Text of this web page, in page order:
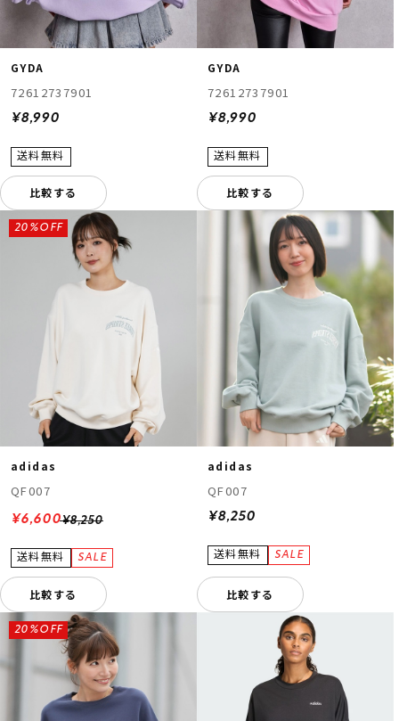
GYDA
72612737901
¥8,990
比較する
GYDA
72612737901
¥8,990
比較する
adidas
QF007
¥8,250
20%OFF
¥6,600
比較する
adidas
QF007
¥8,250
比較する
20%OFF